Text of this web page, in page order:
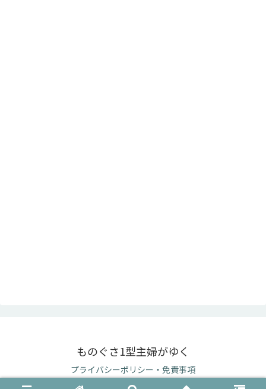
ものぐさ1型主婦がゆく
プライバシーポリシー・免責事項